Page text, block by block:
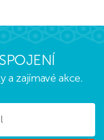
a zajímavé akce.